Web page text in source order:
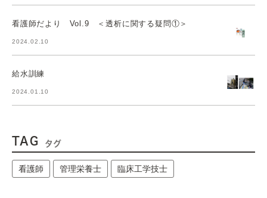
看護師だより Vol.9 ＜透析に関する疑問①＞
2024.02.10
給水訓練
2024.01.10
TAG タグ
看護師 管理栄養士 臨床工学技士